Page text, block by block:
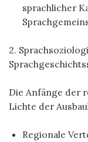
sprachlicher
2.
Die Anfänge der
Lichte der
Regionale